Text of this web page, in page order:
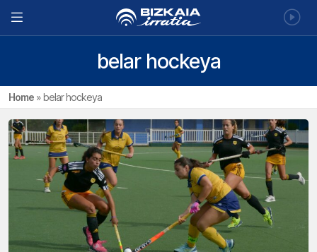
belar hockeya
Home »belar hockeya